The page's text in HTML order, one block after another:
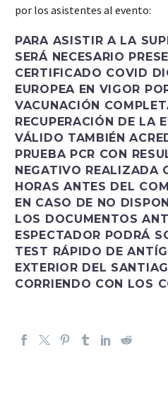
por los asistentes al evento:
PARA ASISTIR A LA
SERÁ NECESARIO
CERTIFICADO COVID
EUROPEA EN VIGOR
VACUNACIÓN
RECUPERACIÓN DE LA
VÁLIDO TAMBIÉN
PRUEBA PCR CON
NEGATIVO REALIZADA
HORAS ANTES DEL
EN CASO DE NO
LOS DOCUMENTOS
ESPECTADOR PODRÁ
TEST RÁPIDO DE
EXTERIOR DEL
CORRIENDO CON LOS